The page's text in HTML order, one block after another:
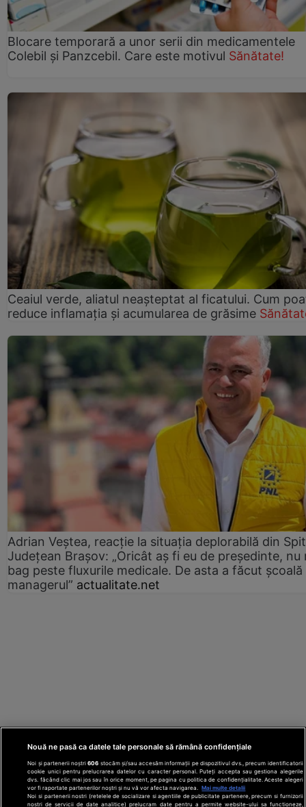
Blocare temporară a unor serii din medicamentele
Colebil și Panzcebil. Care este motivul Sănătate!
Ceaiul verde, aliatul neașteptat al ficatului. Cum
reduce inflamația și acumularea de grăsime
Adrian Veștea, reacție la situația deplorabilă din
Județean Brașov: „Oricât aș fi eu de președinte, nu
bag peste fluxurile medicale. De asta a făcut școală
managerul” actualitate.net
Nouă ne pasă ca datele tale personale să rămână confidențiale
Noi și partenerii noștri606 stocăm și/sau accesăm informații pe dispozitivul dvs., precum identificatorii
cookie unici pentru prelucrarea datelor cu caracter personal. Puteți accepta sau gestiona alegerile
dvs. făcând clic mai jos sau în orice moment, pe pagina cu politica de confidențialitate. Aceste alegeri
vor fi raportate partenerilor noștri și nu vă vor afecta navigarea.
Mai multe detalii
Noi si partenerii nostri (retelele de socializare si agentiile de publicitate partenere, precum si furnizorii
nostri de servicii de date analitice) prelucram date pentru a permite website-ului sa functioneze,